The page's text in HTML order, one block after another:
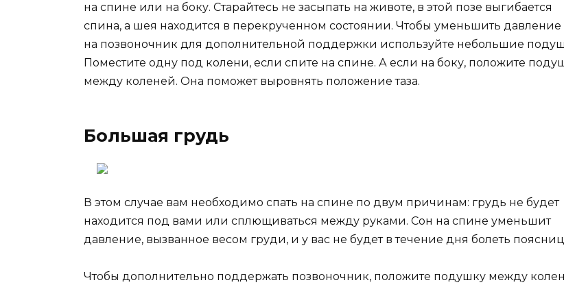
на спине или на боку. Старайтесь не засыпать на животе, в этой позе выгибается
спина, а шея находится в перекрученном состоянии. Чтобы уменьшить давление
на позвоночник для дополнительной поддержки используйте небольшие
Поместите одну под колени, если спите на спине. А если на боку, положите
между коленей. Она поможет выровнять положение таза.
Большая грудь
В этом случае вам необходимо спать на спине по двум причинам: грудь не будет
находится под вами или сплющиваться между руками. Сон на спине уменьшит
давление, вызванное весом груди, и у вас не будет в течение дня болеть
Чтобы дополнительно поддержать позвоночник, положите подушку между